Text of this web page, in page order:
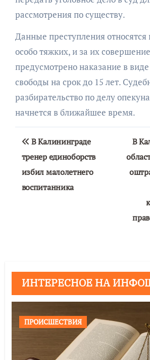
рассмотрения по существу.
Данные преступления относятся
особо тяжких, и за их совершение
предусмотрено наказание в
свободы на срок до 15 лет.
разбирательство по делу
начнется в ближайшее время.
Навигация
по
записям
В Калининграде
тренер единоборств
избил малолетнего
воспитанника
В
ИНТЕРЕСНОЕ НА
ПРОИСШЕСТВИЯ